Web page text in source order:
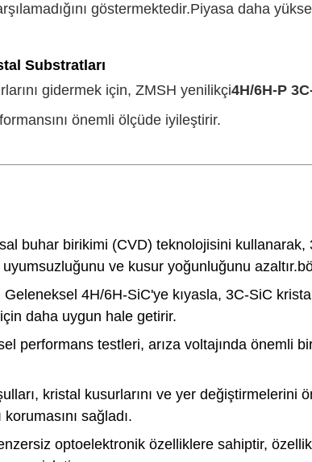
göstermektedir.Piyasa daha
Substratları
gidermek için, ZMSH yenilikçi4H/6H-P
önemli ölçüde iyileştirir.
buhar birikimi (CVD) teknolojisini
ve kusur yoğunluğunu
Geleneksel 4H/6H-SiC'ye kıyasla, 3C-SiC
daha uygun hale getirir.
performans testleri, arıza voltajında önemli
kristal kusurlarını ve yer değiştirmelerini
sağladı.
optoelektronik özelliklere sahiptir,